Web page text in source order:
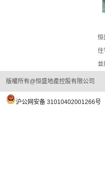
恒
住
並
版權所有@恒盛地產控股有限公司
沪公网安备 31010402001266号